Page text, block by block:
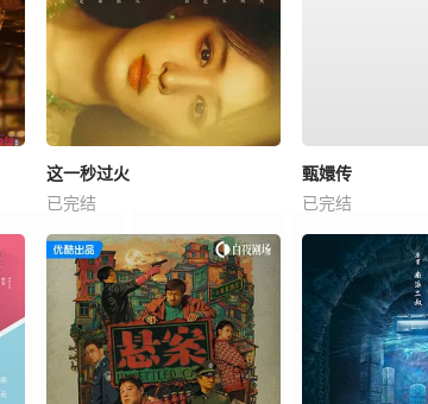
这一秒过火
已完结
甄嬛传
已完结